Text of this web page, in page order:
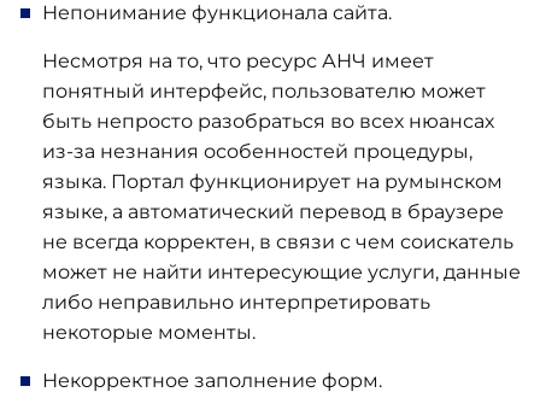
Непонимание функционала сайта.
Несмотря на то, что ресурс АНЧ имеет
понятный интерфейс, пользователю может
быть непросто разобраться во всех нюансах
из-за незнания особенностей процедуры,
языка. Портал функционирует на румынском
языке, а автоматический перевод в браузере
не всегда корректен, в связи с чем соискатель
может не найти интересующие услуги, данные
либо неправильно интерпретировать
некоторые моменты.
Некорректное заполнение форм.